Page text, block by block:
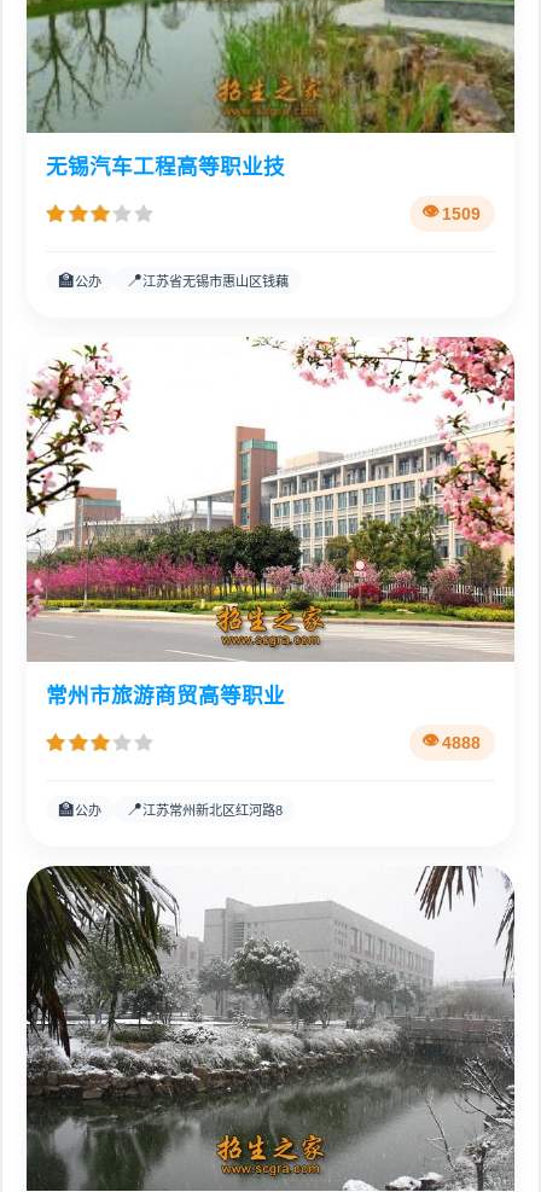
无锡汽车工程高等职业技
1509
🏫公办 📍江苏省无锡市惠山区钱藕
常州市旅游商贸高等职业
4888
🏫公办 📍江苏常州新北区红河路8